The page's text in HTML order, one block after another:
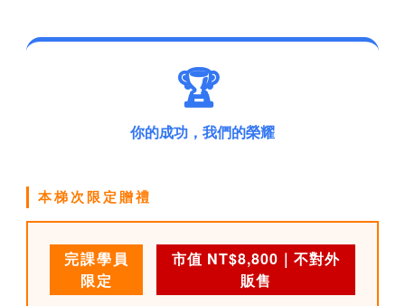
🏆
你的成功，我們的榮耀
本梯次限定贈禮
完課學員
限定
市值 NT$8,800｜不對外
販售